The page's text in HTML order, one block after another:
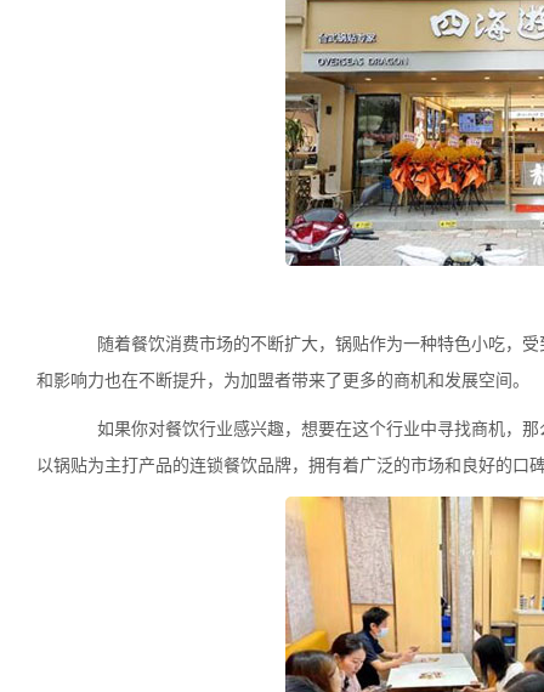
随着餐饮消费市场的不断扩大，锅贴作为一种特色小吃，受
和影响力也在不断提升，为加盟者带来了更多的商机和发展空间。
如果你对餐饮行业感兴趣，想要在这个行业中寻找商机，那
以锅贴为主打产品的连锁餐饮品牌，拥有着广泛的市场和良好的口